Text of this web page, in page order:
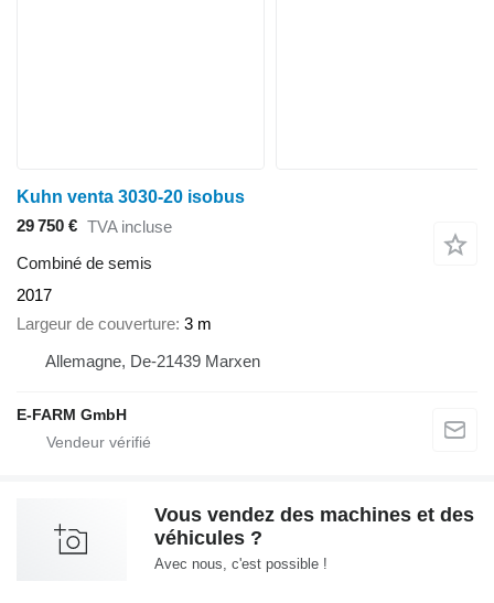
Kuhn venta 3030-20 isobus
29 750 € TVA incluse
Combiné de semis
2017
Largeur de couverture 3 m
Allemagne, De-21439 Marxen
E-FARM GmbH
Vous vendez des machines et des
véhicules ?
Avec nous, c'est possible !